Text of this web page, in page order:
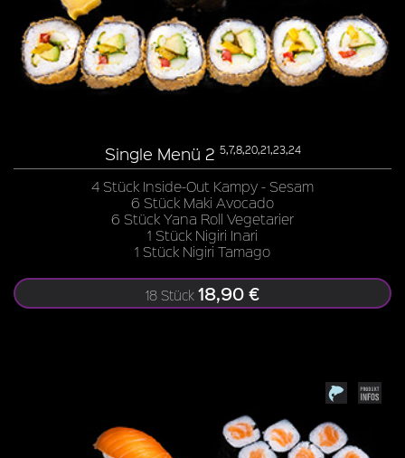
Single Menü 2 5,7,8,20,21,23,24
4 Stück Inside-Out Kampy - Sesam
6 Stück Maki Avocado
6 Stück Yana Roll Vegetarier
1 Stück Nigiri Inari
1 Stück Nigiri Tamago
18 Stück 18,90 €